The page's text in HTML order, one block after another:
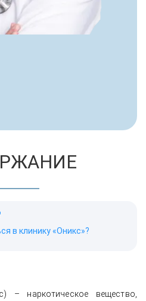
в клинику «Оникс»?
– наркотическое вещество,